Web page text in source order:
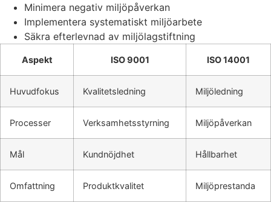
Minimera negativ miljöpåverkan
Implementera systematiskt miljöarbete
Säkra efterlevnad av miljölagstiftning
Aspekt ISO 9001 ISO 14001
Huvudfokus Kvalitetsledning Miljöledning
Processer Verksamhetsstyrning Miljöpåverkan
Mål Kundnöjdhet Hållbarhet
Omfattning Produktkvalitet Miljöprestanda